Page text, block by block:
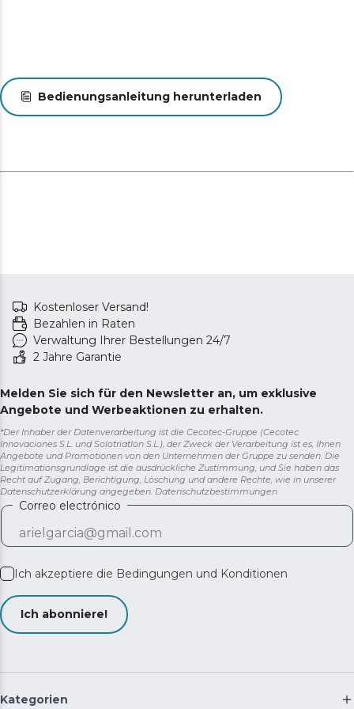
Bedienungsanleitung herunterladen
Kostenloser Versand!
Bezahlen in Raten
Verwaltung Ihrer Bestellungen 24/7
2 Jahre Garantie
Melden Sie sich für den Newsletter an, um exklusive
Angebote und Werbeaktionen zu erhalten.
*Der Inhaber der Datenverarbeitung ist die Cecotec-Gruppe (Cecotec
Innovaciones S.L. und Solotriatlon S.L.), der Zweck der Verarbeitung ist es, Ihnen
Angebote und Promotionen von den Unternehmen der Gruppe zu senden. Die
Legitimationsgrundlage ist die ausdrückliche Zustimmung, und Sie haben das
Recht auf Zugang, Berichtigung, Löschung und andere Rechte, wie in unserer
Datenschutzerklärung angegeben. Datenschutzbestimmungen
Correo electrónico
Ich akzeptiere die Bedingungen und Konditionen
Ich abonniere!
Kategorien